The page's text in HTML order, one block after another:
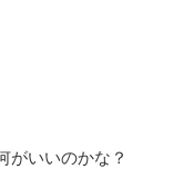
がいいのかな？